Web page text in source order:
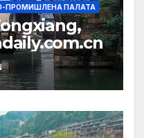
ПРОМИШЛЕНА ПАЛАТА